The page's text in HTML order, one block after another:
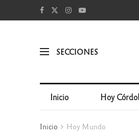
SECCIONES
Inicio Hoy
Inicio Hoy Mundo